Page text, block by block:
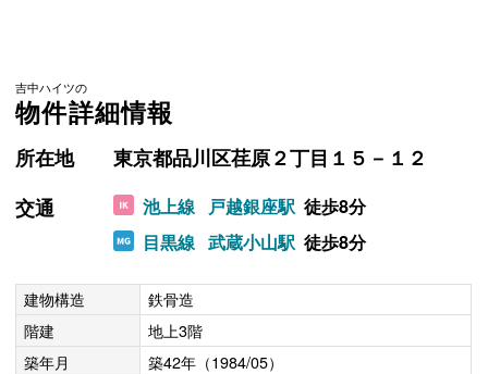
吉中ハイツの
物件詳細情報
所在地
東京都品川区荏原２丁目１５－１２
交通
池上線 戸越銀座駅 徒歩8分
目黒線 武蔵小山駅 徒歩8分
建物構造
鉄骨造
階建
地上3階
築年月
築42年（1984/05）